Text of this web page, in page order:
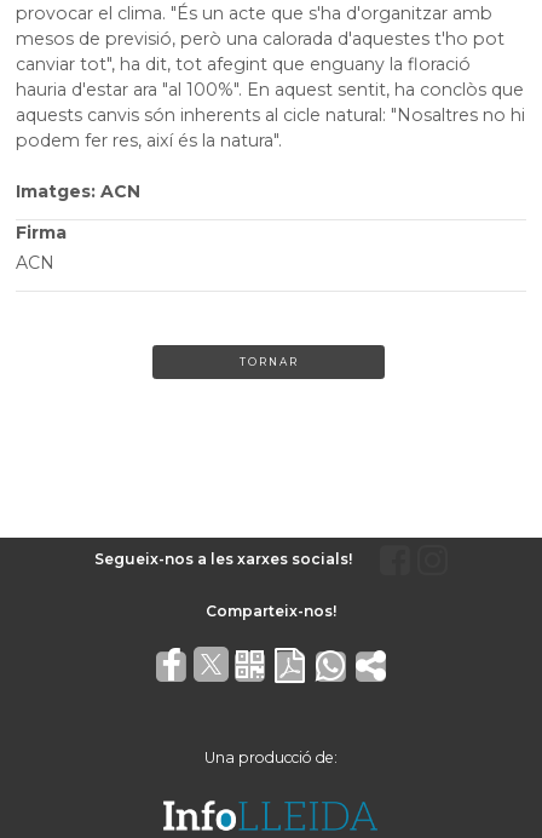
provocar el clima. "És un acte que s'ha d'organitzar amb
mesos de previsió, però una calorada d'aquestes t'ho pot
canviar tot", ha dit, tot afegint que enguany la floració
hauria d'estar ara "al 100%". En aquest sentit, ha conclòs que
aquests canvis són inherents al cicle natural: "Nosaltres no hi
podem fer res, així és la natura".
Imatges: ACN
Firma
ACN
TORNAR
Segueix-nos a les xarxes socials!
Una producció de: